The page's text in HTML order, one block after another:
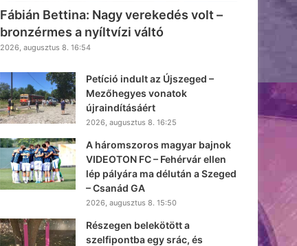
Fábián Bettina: Nagy verekedés volt –
bronzérmes a nyíltvízi váltó
2026, augusztus 8. 16:54
Petíció indult az Újszeged –
Mezőhegyes vonatok
újraindításáért
2026, augusztus 8. 16:25
A háromszoros magyar bajnok
VIDEOTON FC – Fehérvár ellen
lép pályára ma délután a Szeged
– Csanád GA
2026, augusztus 8. 15:50
Részegen belekötött a
szelfipontba egy srác, és